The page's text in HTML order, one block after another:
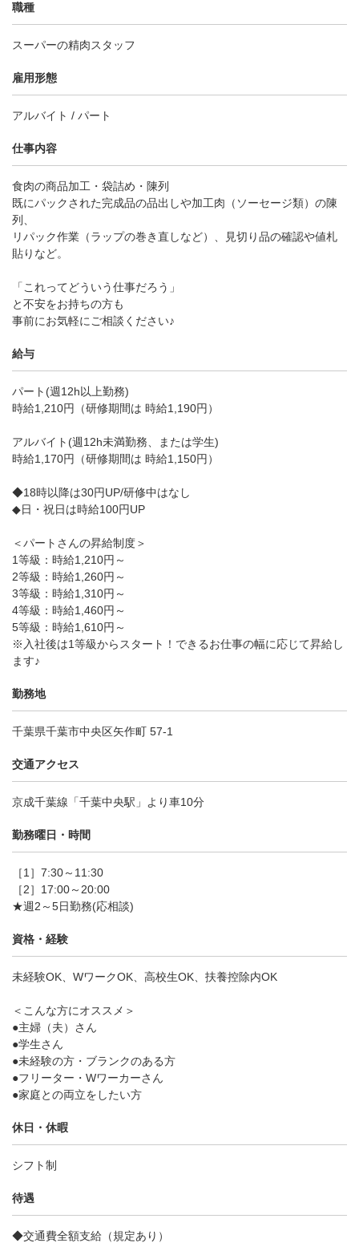
職種
スーパーの精肉スタッフ
雇用形態
アルバイト / パート
仕事内容
食肉の商品加工・袋詰め・陳列
既にパックされた完成品の品出しや加工肉（ソーセージ類）の陳
列、
リパック作業（ラップの巻き直しなど）、見切り品の確認や値札
貼りなど。
「これってどういう仕事だろう」
と不安をお持ちの方も
事前にお気軽にご相談ください♪
給与
パート(週12h以上勤務)
時給1,210円（研修期間は 時給1,190円）
アルバイト(週12h未満勤務、または学生)
時給1,170円（研修期間は 時給1,150円）
◆18時以降は30円UP/研修中はなし
◆日・祝日は時給100円UP
＜パートさんの昇給制度＞
1等級：時給1,210円～
2等級：時給1,260円～
3等級：時給1,310円～
4等級：時給1,460円～
5等級：時給1,610円～
※入社後は1等級からスタート！できるお仕事の幅に応じて昇給し
ます♪
勤務地
千葉県千葉市中央区矢作町 57-1
交通アクセス
京成千葉線「千葉中央駅」より車10分
勤務曜日・時間
［1］7:30～11:30
［2］17:00～20:00
★週2～5日勤務(応相談)
資格・経験
未経験OK、WワークOK、高校生OK、扶養控除内OK
＜こんな方にオススメ＞
●主婦（夫）さん
●学生さん
●未経験の方・ブランクのある方
●フリーター・Wワーカーさん
●家庭との両立をしたい方
休日・休暇
シフト制
待遇
◆交通費全額支給（規定あり）